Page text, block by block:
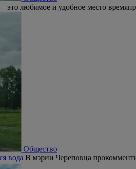
это любимое и удобное место
Общество
вода В мэрии Череповца